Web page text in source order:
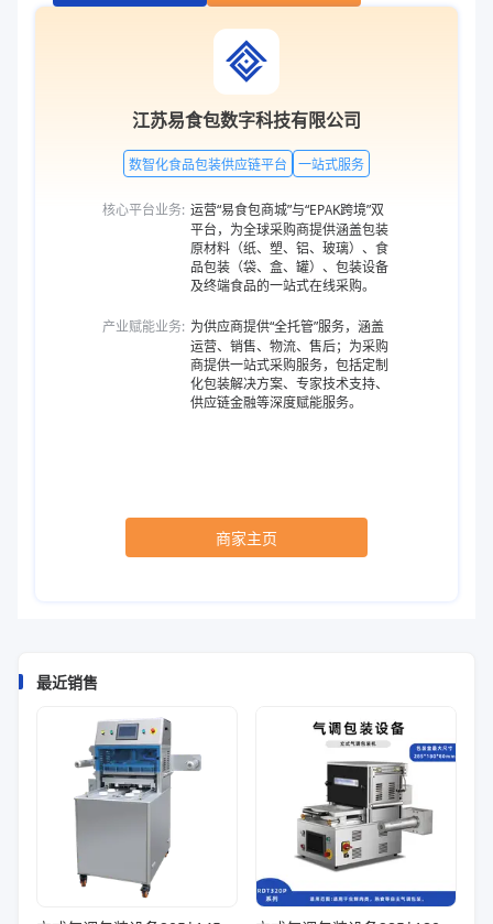
江苏易食包数字科技有限公司
数智化食品包装供应链平台 一站式服务
核心平台业务: 运营“易食包商城”与“EPAK跨境”双
平台，为全球采购商提供涵盖包装
原材料（纸、塑、铝、玻璃）、食
品包装（袋、盒、罐）、包装设备
及终端食品的一站式在线采购。
产业赋能业务: 为供应商提供“全托管”服务，涵盖
运营、销售、物流、售后；为采购
商提供一站式采购服务，包括定制
化包装解决方案、专家技术支持、
供应链金融等深度赋能服务。
商家主页
最近销售